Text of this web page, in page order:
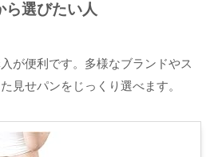
ら選びたい人
が便利です。多様なブランドやス
見せパンをじっくり選べます。